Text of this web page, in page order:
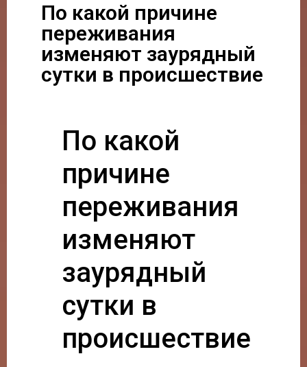
По какой причине
переживания
изменяют заурядный
сутки в происшествие
По какой
причине
переживания
изменяют
заурядный
сутки в
происшествие